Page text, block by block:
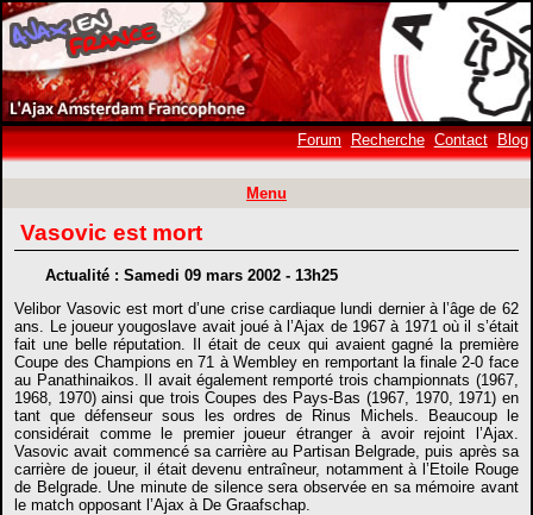
Forum Recherche Contact Blog
Menu
Vasovic est mort
Actualité : Samedi 09 mars 2002 - 13h25
Velibor Vasovic est mort d’une crise cardiaque lundi dernier à l’âge de 62
ans. Le joueur yougoslave avait joué à l’Ajax de 1967 à 1971 où il s’était
fait une belle réputation. Il était de ceux qui avaient gagné la première
Coupe des Champions en 71 à Wembley en remportant la finale 2-0 face
au Panathinaikos. Il avait également remporté trois championnats (1967,
1968, 1970) ainsi que trois Coupes des Pays-Bas (1967, 1970, 1971) en
tant que défenseur sous les ordres de Rinus Michels. Beaucoup le
considérait comme le premier joueur étranger à avoir rejoint l’Ajax.
Vasovic avait commencé sa carrière au Partisan Belgrade, puis après sa
carrière de joueur, il était devenu entraîneur, notamment à l’Etoile Rouge
de Belgrade. Une minute de silence sera observée en sa mémoire avant
le match opposant l’Ajax à De Graafschap.